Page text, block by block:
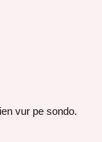
vur pe sondo.